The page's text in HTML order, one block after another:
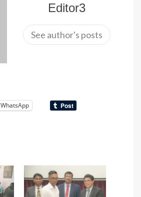
Editor3
See author's posts
WhatsApp